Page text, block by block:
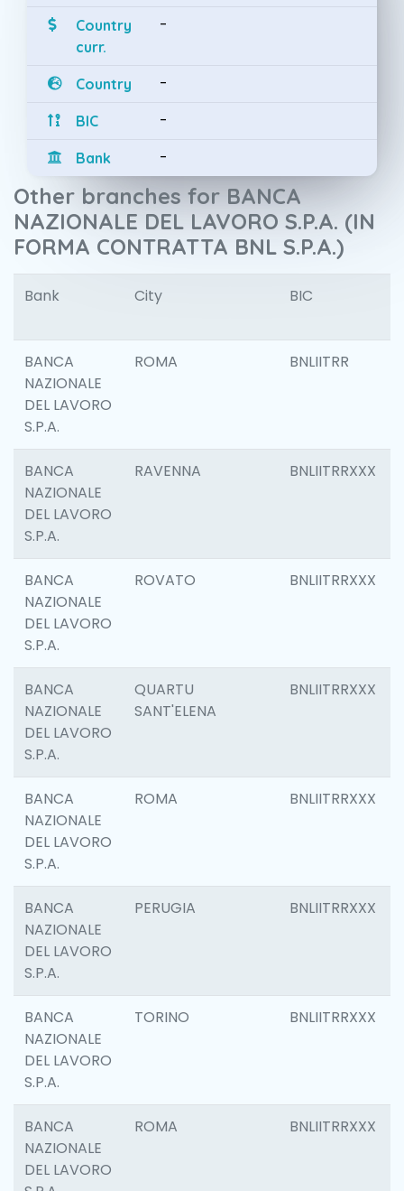
Country
curr.
-
Country -
BIC -
Bank -
Other branches for BANCA
NAZIONALE DEL LAVORO S.P.A. (IN
FORMA CONTRATTA BNL S.P.A.)
Bank City BIC
BANCA
NAZIONALE
DEL LAVORO
S.P.A.
ROMA BNLIITRR
BANCA
NAZIONALE
DEL LAVORO
S.P.A.
RAVENNA BNLIITRRXXX
BANCA
NAZIONALE
DEL LAVORO
S.P.A.
ROVATO BNLIITRRXXX
BANCA
NAZIONALE
DEL LAVORO
S.P.A.
QUARTU
SANT'ELENA
BNLIITRRXXX
BANCA
NAZIONALE
DEL LAVORO
S.P.A.
ROMA BNLIITRRXXX
BANCA
NAZIONALE
DEL LAVORO
S.P.A.
PERUGIA BNLIITRRXXX
BANCA
NAZIONALE
DEL LAVORO
S.P.A.
TORINO BNLIITRRXXX
BANCA
NAZIONALE
DEL LAVORO
ROMA BNLIITRRXXX